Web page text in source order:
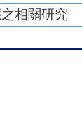
相關研究